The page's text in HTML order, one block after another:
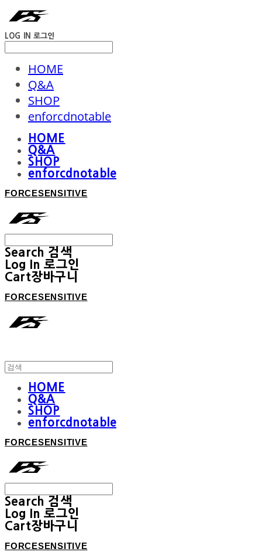
LOG IN 로그인
HOME
Q&A
SHOP
enforcdnotable
HOME
Q&A
SHOP
enforcdnotable
FORCESENSITIVE
Search 검색
Log In 로그인
Cart장바구니
FORCESENSITIVE
HOME
Q&A
SHOP
enforcdnotable
FORCESENSITIVE
Search 검색
Log In 로그인
Cart장바구니
FORCESENSITIVE